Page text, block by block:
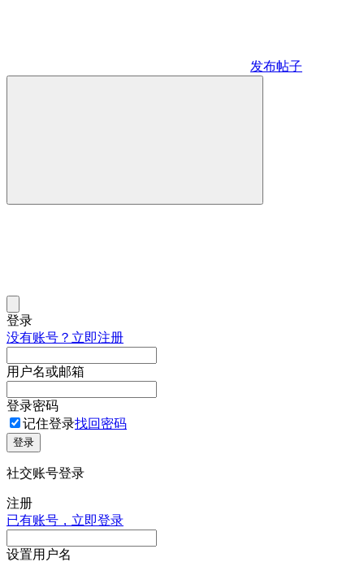
发布帖子
登录
没有账号？立即注册
用户名或邮箱
登录密码
记住登录找回密码
登录
社交账号登录
注册
已有账号，立即登录
设置用户名